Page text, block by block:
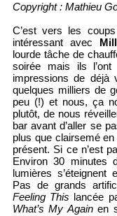
Copyright : Mathieu
C’est vers les
intéressant avec
lourde tâche de
soirée mais ils
impressions de déjà
quelques milliers de
peu (!) et nous, ça
plutôt, de nous
bar avant d’aller se
plus que clairsemé
présent. Si ce n’est
Environ 30 minutes
lumières
Pas de grands
Feeling This lancée
What’s My Againen